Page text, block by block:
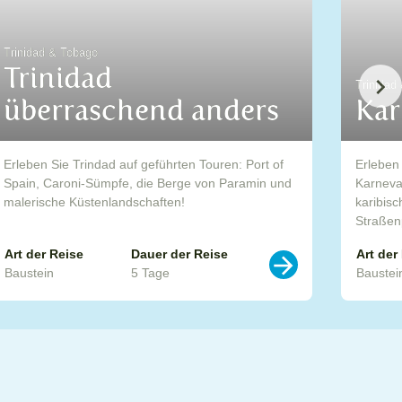
00:00
Trinidad & Tobago
Trinidad
überraschend anders
Erleben Sie Trindad auf geführten Touren: Port of
Spain, Caroni-Sümpfe, die Berge von Paramin und
malerische Küstenlandschaften!
Art der Reise
Baustein
Dauer der Reise
5 Tage
Trinidad
Art der